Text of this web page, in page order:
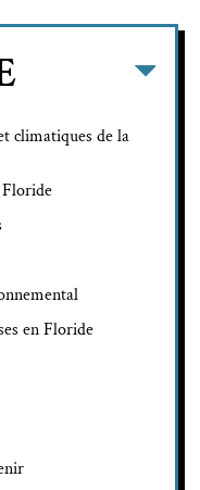
climatiques de la
en Floride